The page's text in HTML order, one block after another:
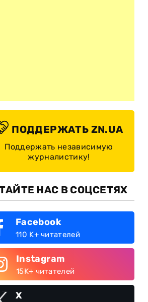
ПОДДЕРЖАТЬ ZN.UA
Поддержать независимую
журналистику!
НАС В СОЦСЕТЯХ
Facebook
110 K+ читателей
Instagram
15K+ читателей
X